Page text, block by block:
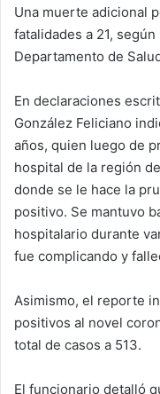
Una muerte adicional
fatalidades a 21,
Departamento de
En declaraciones
González Feliciano
años, quien luego de
hospital de la región
donde se le hace la
positivo. Se mantuvo
hospitalario durante
fue complicando y
Asimismo, el reporte
positivos al novel
total de casos a 513.
El funcionario detalló